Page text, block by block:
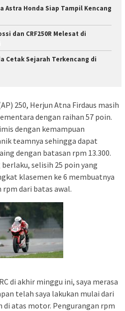
Astra Honda Siap Tampil Kencang
dan CRF250R Melesat di
Cetak Sejarah Terkencang di
250, Herjun Atna Firdaus masih
dengan raihan 57 poin.
dengan kemampuan
teamnya sehingga dapat
dengan batasan rpm 13.300.
selisih 25 poin yang
klasemen ke 6 membuatnya
dari batas awal.
di akhir minggu ini, saya merasa
telah saya lakukan mulai dari
atas motor. Pengurangan rpm